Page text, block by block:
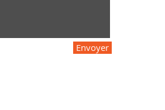
Envoyer